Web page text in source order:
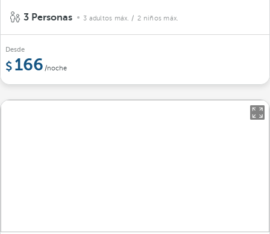
3 Personas 3 adultos máx. / 2 niños máx.
Desde
166 /noche